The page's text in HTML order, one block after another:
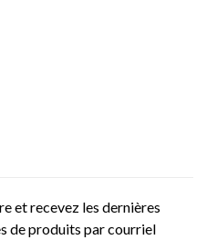
et recevez les dernières
de produits par courriel